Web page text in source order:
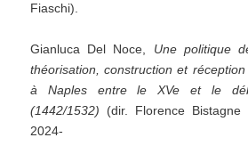
Fiaschi).
Gianluca Del Noce, Une politique
théorisation, construction et
à Naples entre le XVe et le
(1442/1532) (dir. Florence
2024-